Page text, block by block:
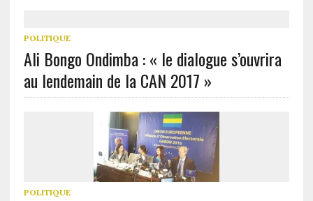
POLITIQUE
Ali Bongo Ondimba : « le dialogue s’ouvrira
au lendemain de la CAN 2017 »
POLITIQUE